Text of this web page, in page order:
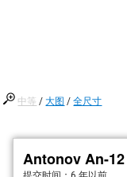
中等 /大图 /全尺寸
Antonov An-